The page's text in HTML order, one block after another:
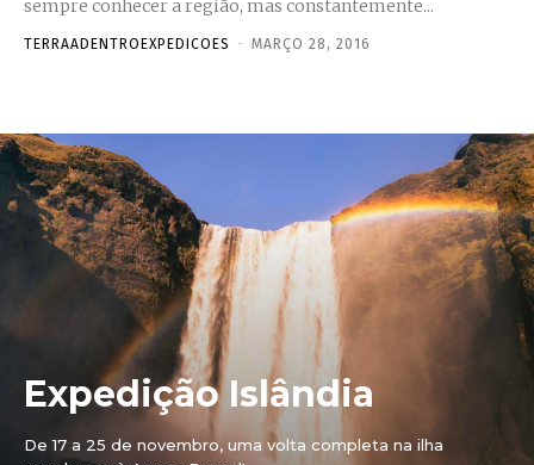
sempre conhecer a região, mas constantemente...
TERRAADENTROEXPEDICOES - MARÇO 28, 2016
Expedição Islândia
De 17 a 25 de novembro, uma volta completa na ilha